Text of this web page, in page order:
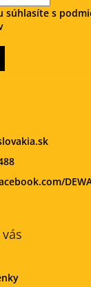
súhlasíte s